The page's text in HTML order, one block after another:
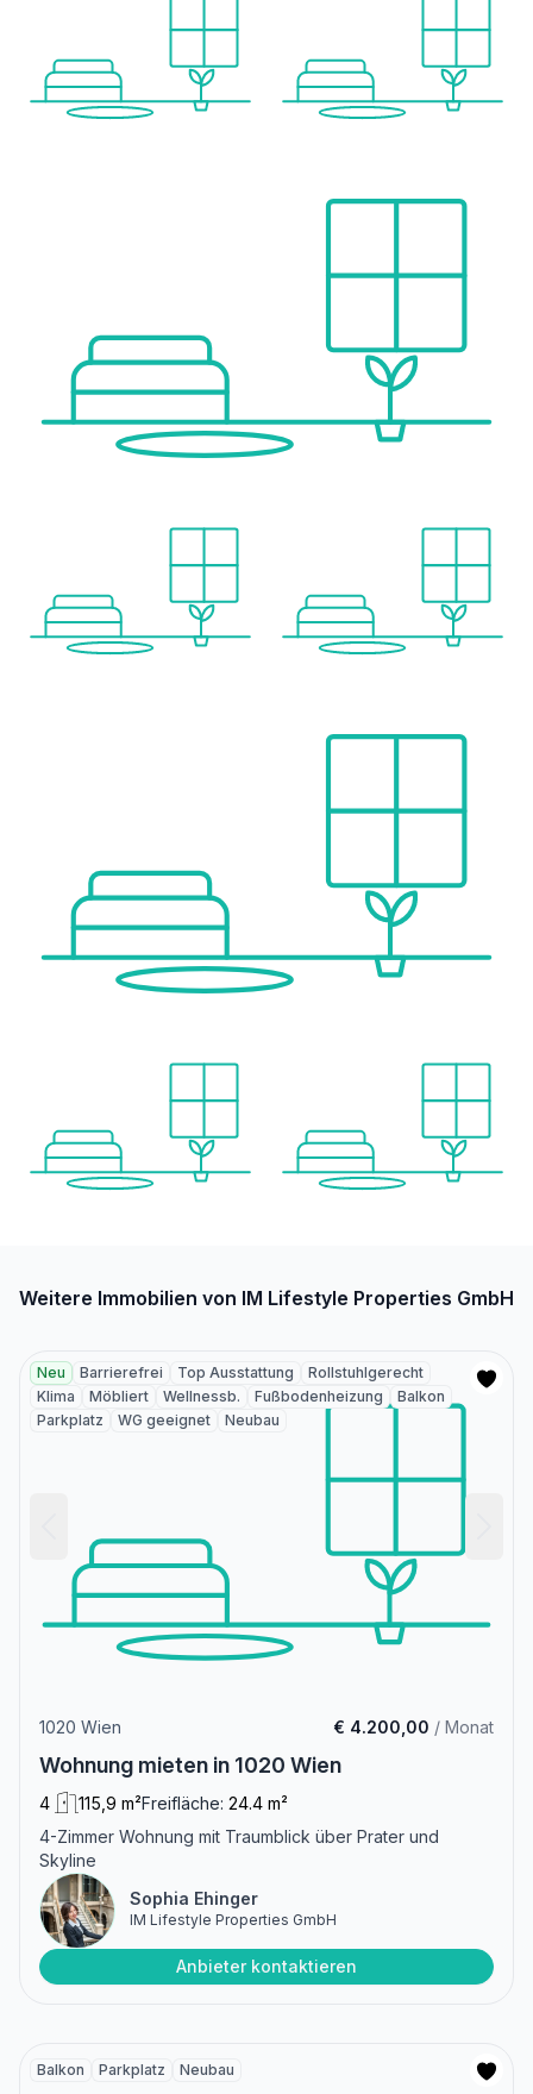
Weitere Immobilien von IM Lifestyle Properties GmbH
Neu Barrierefrei Top Ausstattung
Rollstuhlgerecht
Klima
Möbliert Wellnessb. Fußbodenheizung
Balkon
Parkplatz
WG geeignet Neubau
1020 Wien € 4.200,00 / Monat
Wohnung mieten in 1020 Wien
4 115,9 m²Freifläche: 24.4 m²
4-Zimmer Wohnung mit Traumblick über Prater und
Skyline
Sophia Ehinger
IM Lifestyle Properties GmbH
Anbieter kontaktieren
Balkon Parkplatz Neubau